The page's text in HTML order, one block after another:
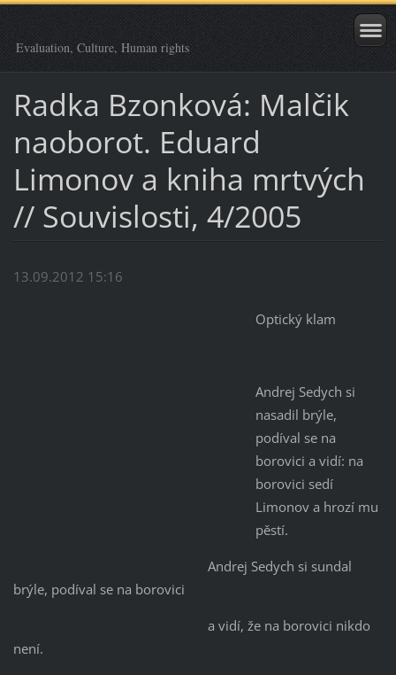
Evaluation, Culture, Human rights
Radka Bzonková: Malčik
naoborot. Eduard
Limonov a kniha mrtvých
// Souvislosti, 4/2005
13.09.2012 15:16
Optický klam
Andrej Sedych si
nasadil brýle,
podíval se na
borovici a vidí: na
borovici sedí
Limonov a hrozí mu
pěstí.
Andrej Sedych si sundal
brýle, podíval se na borovici
a vidí, že na borovici nikdo
není.